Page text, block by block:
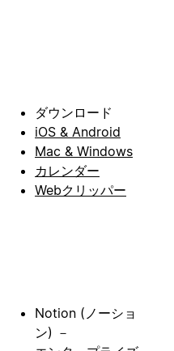
ダウンロード
iOS & Android
Mac & Windows
カレンダー
Webクリッパー
Notion (ノーショ
ン) －